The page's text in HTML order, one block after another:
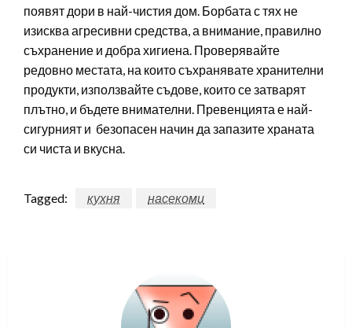
появят дори в най-чистия дом. Борбата с тях не
изисква агресивни средства, а внимание, правилно
съхранение и добра хигиена. Проверявайте
редовно местата, на които съхранявате хранителни
продукти, използвайте съдове, които се затварят
плътно, и бъдете внимателни. Превенцията е най-
сигурният и безопасен начин да запазите храната
си чиста и вкусна.
Tagged: кухня насекоми